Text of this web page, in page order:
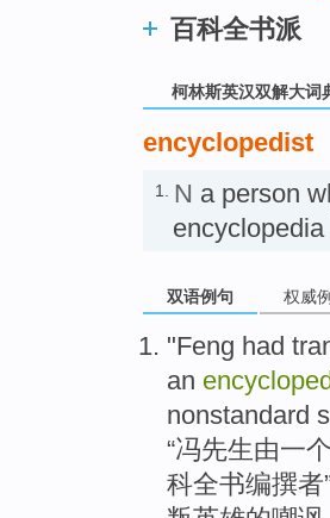
百科全书派
柯林斯英汉双解大词
encyclopedist
1. N a person
双语例句 权威
"Feng had
an
nonstandard
“冯先生由一个
科全书编撰者”